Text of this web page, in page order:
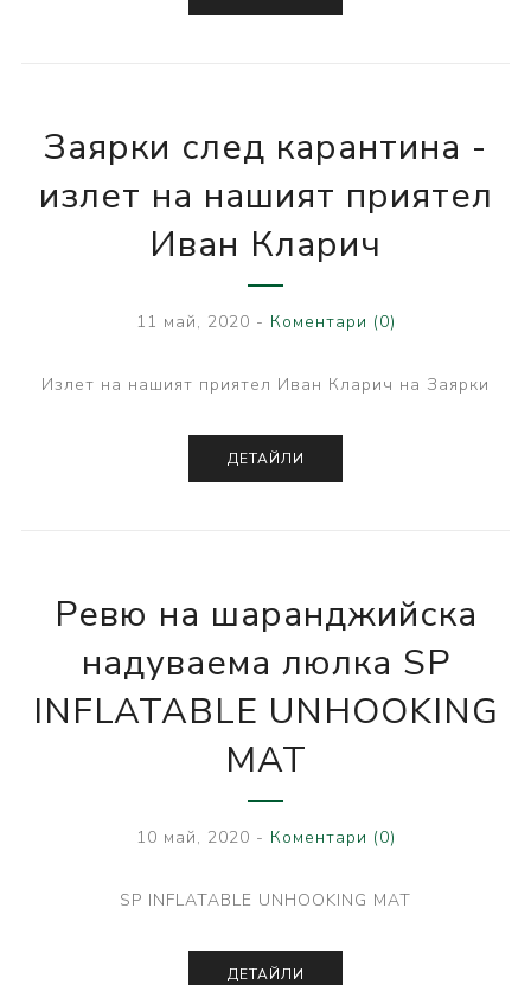
Заярки след карантина -
излет на нашият приятел
Иван Кларич
11 май, 2020 - Коментари (0)
Излет на нашият приятел Иван Кларич на Заярки
ДЕТАЙЛИ
Ревю на шаранджийска
надуваема люлка SP
INFLATABLE UNHOOKING
MAT
10 май, 2020 - Коментари (0)
SP INFLATABLE UNHOOKING MAT
ДЕТАЙЛИ